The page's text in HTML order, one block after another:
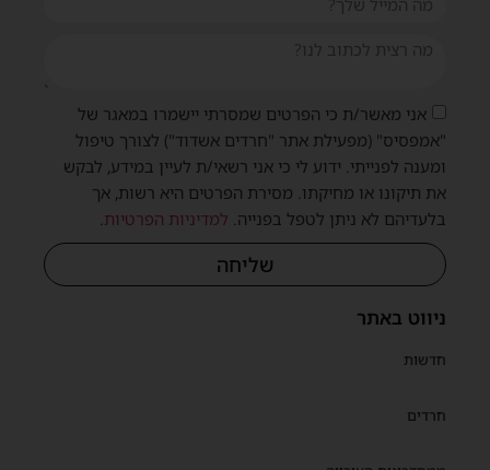
ניווט באתר
חדשות
חרדים
אני מאשר/ת כי הפרטים שמסרתי יישמרו במאגר של
"אמפסיס" (מפעילת אתר "חרדים אשדוד") לצורך טיפול
ומענה לפנייתי. ידוע לי כי אני רשאי/ת לעיין במידע, לבקש
את תיקונו או מחיקתו. מסירת הפרטים היא רשות, אך
בלעדיהם לא ניתן לטפל בפנייה. למדיניות הפרטיות.
שליחה